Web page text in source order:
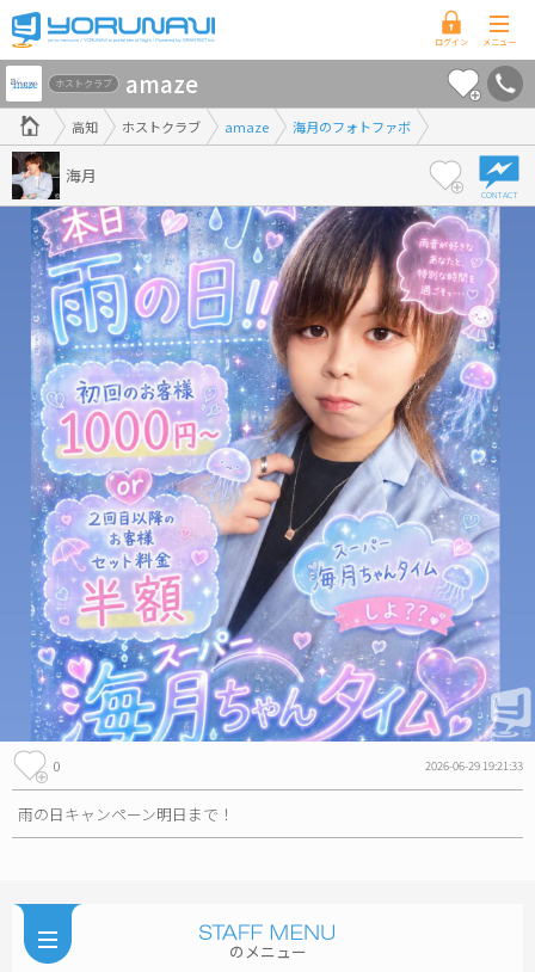
高
知
県
版
高知 ホストクラブ amaze 海月のフォトファボ
ホストクラブ amaze
海月
0 2026-06-29 19:21:33
雨の日キャンペーン明日まで！
のメニュー